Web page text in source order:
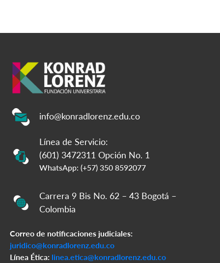
info@konradlorenz.edu.co
Línea de Servicio:
(601) 3472311 Opción No. 1
WhatsApp: (+57) 350 8592077
Carrera 9 Bis No. 62 – 43 Bogotá –
Colombia
Correo de notificaciones judiciales:
juridico@konradlorenz.edu.co
Línea Ética: linea.etica@konradlorenz.edu.co